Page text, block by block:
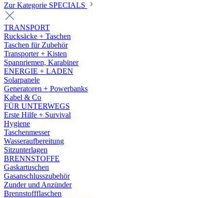
Zur Kategorie SPECIALS
TRANSPORT
Rucksäcke + Taschen
Taschen für Zubehör
Transporter + Kisten
Spannriemen, Karabiner
ENERGIE + LADEN
Solarpanele
Generatoren + Powerbanks
Kabel & Co
FÜR UNTERWEGS
Erste Hilfe + Survival
Hygiene
Taschenmesser
Wasseraufbereitung
Sitzunterlagen
BRENNSTOFFE
Gaskartuschen
Gasanschlusszubehör
Zunder und Anzünder
Brennstoffflaschen